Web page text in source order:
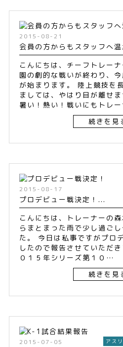
2015-08-21
会員の方からもスタッフへ
こんにちは、チーフトレー
園の劇的な戦いが終わり、
が始まります。 陸上競技を
ましては、やはり目が離せ
暑い！熱い！戦いにもトレ
続きを見
2015-08-17
プロデビュー戦決定！...
こんにちは、トレーナーの
らまとまった雨で少し過ご
た。 今日は私事ですがプロ
したので報告させていただ
０１５年シリーズ第１０…
続きを見
2015-07-05 アス